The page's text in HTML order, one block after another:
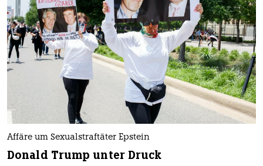
Affäre um Sexualstraftäter Epstein
Donald Trump unter Druck